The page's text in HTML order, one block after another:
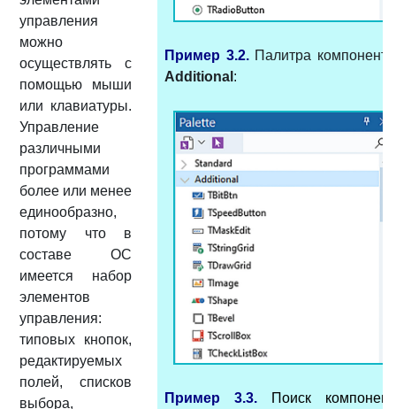
управления
можно
осуществлять с
помощью мыши
или клавиатуры.
Управление
различными
программами
более или менее
единообразно,
потому что в
составе ОС
имеется набор
элементов
управления:
типовых кнопок,
редактируемых
полей, списков
выбора,
Пример 3.2. Палитра
Additional :
Пример 3.3.
Поиск